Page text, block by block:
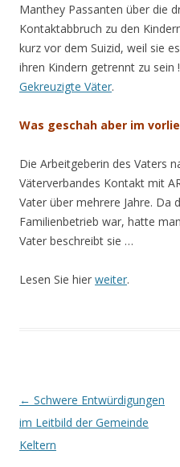
Manthey Passanten über die
Kontaktabbruch zu den
kurz vor dem Suizid, weil sie
ihren Kindern getrennt zu sein
Gekreuzigte Väter.
Was geschah aber im
Die Arbeitgeberin des Vaters
Väterverbandes Kontakt mit
Vater über mehrere Jahre. Da
Familienbetrieb war, hatte
Vater beschreibt sie …
Lesen Sie hier weiter.
Beitrags-
Navigation
← Schwere Entwürdigungen
im Leitbild der Gemeinde
Keltern